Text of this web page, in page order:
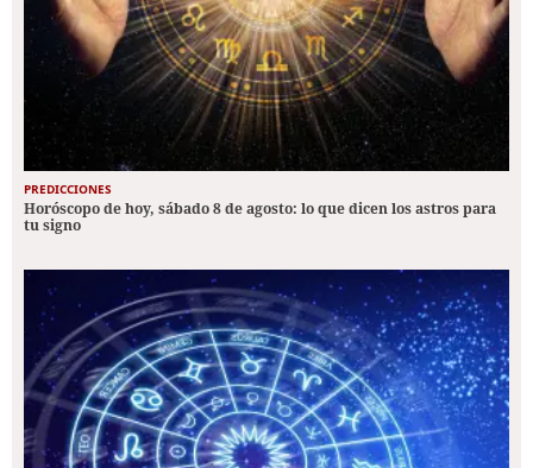
PREDICCIONES
Horóscopo de hoy, sábado 8 de agosto: lo que dicen los astros para
tu signo